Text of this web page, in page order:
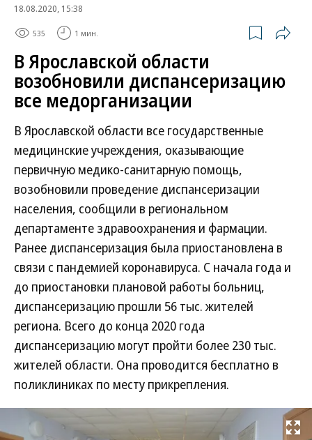
18.08.2020, 15:38
535 1 мин.
В Ярославской области
возобновили диспансеризацию
все медорганизации
В Ярославской области все государственные
медицинские учреждения, оказывающие
первичную медико-санитарную помощь,
возобновили проведение диспансеризации
населения, сообщили в региональном
департаменте здравоохранения и фармации.
Ранее диспансеризация была приостановлена в
связи с пандемией коронавируса. С начала года и
до приостановки плановой работы больниц,
диспансеризацию прошли 56 тыс. жителей
региона. Всего до конца 2020 года
диспансеризацию могут пройти более 230 тыс.
жителей области. Она проводится бесплатно в
поликлиниках по месту прикрепления.
Развернуть